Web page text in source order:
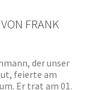
FRANK
der unser
feierte am
Er trat am 01.